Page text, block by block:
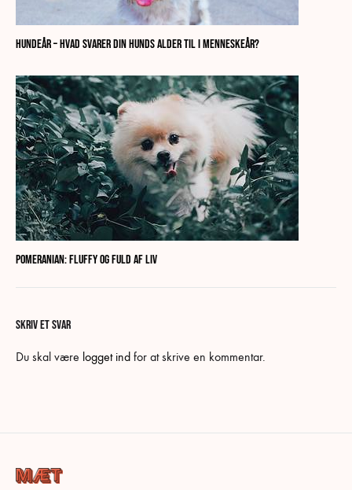
Hundeår – Hvad svarer din hunds alder til i menneskeår?
Pomeranian: Fluffy og fuld af liv
SKRIV ET SVAR
Du skal være logget ind for at skrive en kommentar.